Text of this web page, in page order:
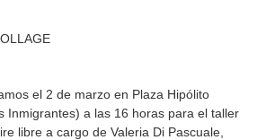
el 2 de marzo en Plaza Hipólito
Inmigrantes) a las 16 horas para el taller
libre a cargo de Valeria Di Pascuale,